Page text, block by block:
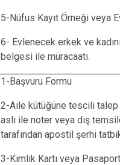
5-Nüfus Kayıt Örneği veya
6- Evlenecek erkek ve
belgesi ile müracaatı.
1-Başvuru Formu
2-Aile kütüğüne tescili talep
aslı ile noter veya dış
tarafından apostil şerhi
3-Kimlik Kartı veya